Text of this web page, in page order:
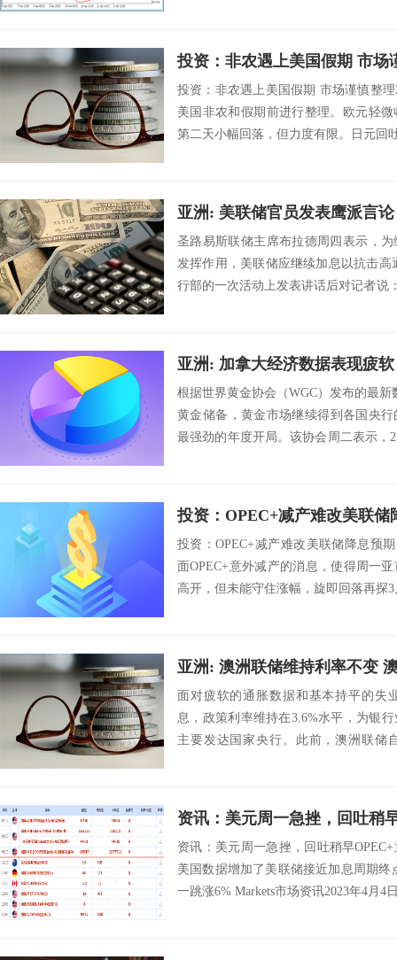
投资：非农遇上美国假期 市场
投资：非农遇上美国假期 市场谨慎整
美国非农和假期前进行整理。欧元轻
第二天小幅回落，但力度有限。日元回
亚洲: 美联储官员发表鹰派言
圣路易斯联储主席布拉德周四表示，
发挥作用，美联储应继续加息以抗击
行部的一次活动上发表讲话后对记者说
亚洲: 加拿大经济数据表现疲
根据世界黄金协会（WGC）发布的最
黄金储备，黄金市场继续得到各国央
最强劲的年度开局。该协会周二表示，
投资：OPEC+减产难改美联储
投资：OPEC+减产难改美联储降息预
面OPEC+意外减产的消息，使得周一
高开，但未能守住涨幅，旋即回落再探
亚洲: 澳洲联储维持利率不变
面对疲软的通胀数据和基本持平的失
息，政策利率维持在3.6%水平，为银
主要发达国家央行。此前，澳洲联储
资讯：美元周一急挫，回吐稍早
美国数据增加了美联储接近加息周期
一跳涨6% Markets市场资讯2023年4月4